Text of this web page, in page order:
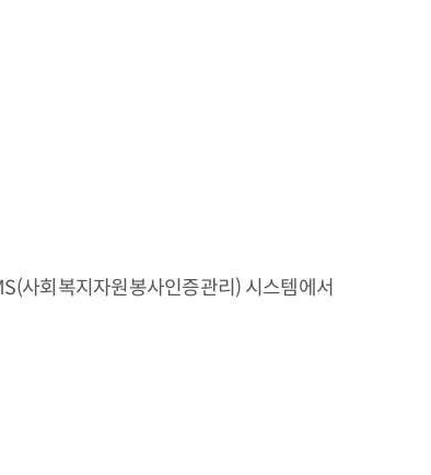
사회복지자원봉사인증관리) 시스템에서